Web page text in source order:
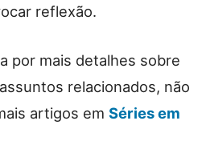
reflexão.
por mais detalhes sobre
relacionados, não
artigos em Séries em